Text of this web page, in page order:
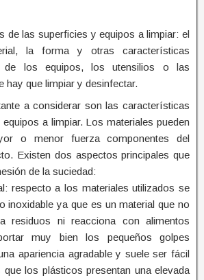
de las superficies y equipos a limpiar: el
la forma y otras características
de los equipos, los utensilios o las
hay que limpiar y desinfectar.
a considerar son las características
a limpiar. Los materiales pueden
o menor fuerza componentes del
Existen dos aspectos principales que
de la suciedad:
respecto a los materiales utilizados se
inoxidable ya que es un material que no
residuos ni reacciona con alimentos
muy bien los pequeños golpes
apariencia agradable y suele ser fácil
que los plásticos presentan una elevada